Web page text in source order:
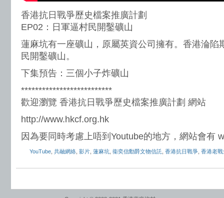
香港抗日戰爭歷史檔案推廣計劃
EP02：日軍逼村民開鑿礦山
蓮麻坑有一座礦山，原屬英資公司擁有。香港淪陷
民開鑿礦山。
下集預告：三個小子炸礦山
**************************
歡迎瀏覽 香港抗日戰爭歷史檔案推廣計劃 網站
http://www.hkcf.org.hk
因為要同時考慮上唔到Youtube的地方，網站會有
YouTube 共融網絡 影片 蓮麻坑 衞奕信勳爵文物信託 香港抗日戰爭 香港老